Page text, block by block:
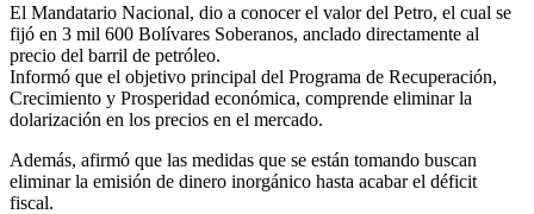
El Mandatario Nacional, dio a conocer el valor del Petro, el cual se
fijó en 3 mil 600 Bolívares Soberanos, anclado directamente al
precio del barril de petróleo.
Informó que el objetivo principal del Programa de Recuperación,
Crecimiento y Prosperidad económica, comprende eliminar la
dolarización en los precios en el mercado.
Además, afirmó que las medidas que se están tomando buscan
eliminar la emisión de dinero inorgánico hasta acabar el déficit
fiscal.